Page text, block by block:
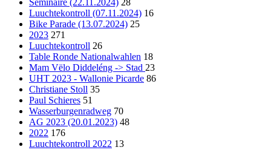
Seminaire (22.11.2024) 28
Luuchtekontroll (07.11.2024) 16
Bike Parade (13.07.2024) 25
2023 271
Luuchtekontroll 26
Table Ronde Nationalwahlen 18
Mam Vëlo Diddeléng -> Stad 23
UHT 2023 - Wallonie Picarde 86
Christiane Stoll 35
Paul Schieres 51
Wasserburgenradweg 70
AG 2023 (20.01.2023) 48
2022 176
Luuchtekontroll 2022 13